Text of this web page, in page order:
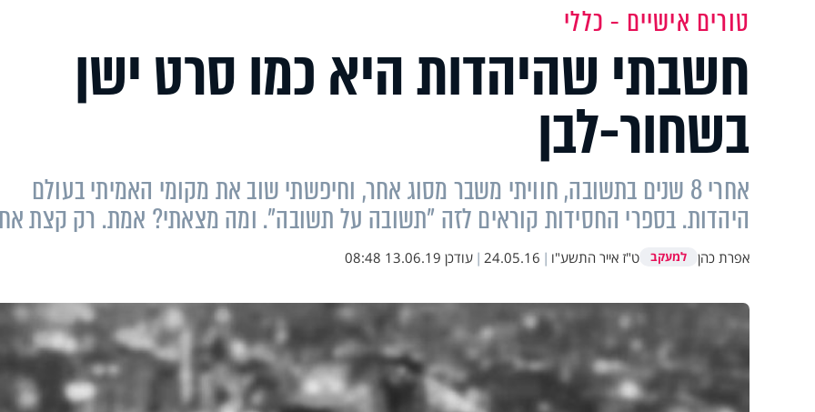
טורים אישיים - כללי
חשבתי שהיהדות היא כמו סרט ישן
בשחור-לבן
אחרי 8 שנים בתשובה, חוויתי משבר מסוג אחר, וחיפשתי שוב את מקומי האמיתי בעולם
היהדות. בספרי החסידות קוראים לזה "תשובה על תשובה". ומה מצאתי? אמת. רק קצת
אפרת כהן למעקב ט"ז אייר התשע"ו |
24.05.16
| עודכן 13.06.19 08:48